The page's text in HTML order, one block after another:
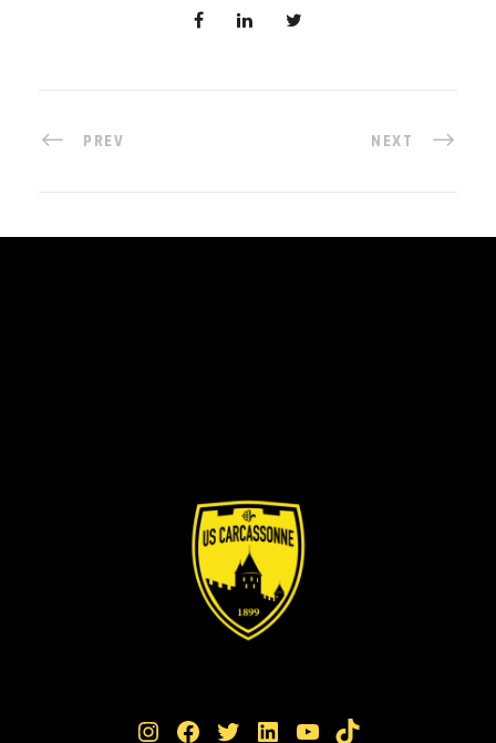
PREV NEXT
Instagram Facebook Twitter LinkedIn YouTube TikTok